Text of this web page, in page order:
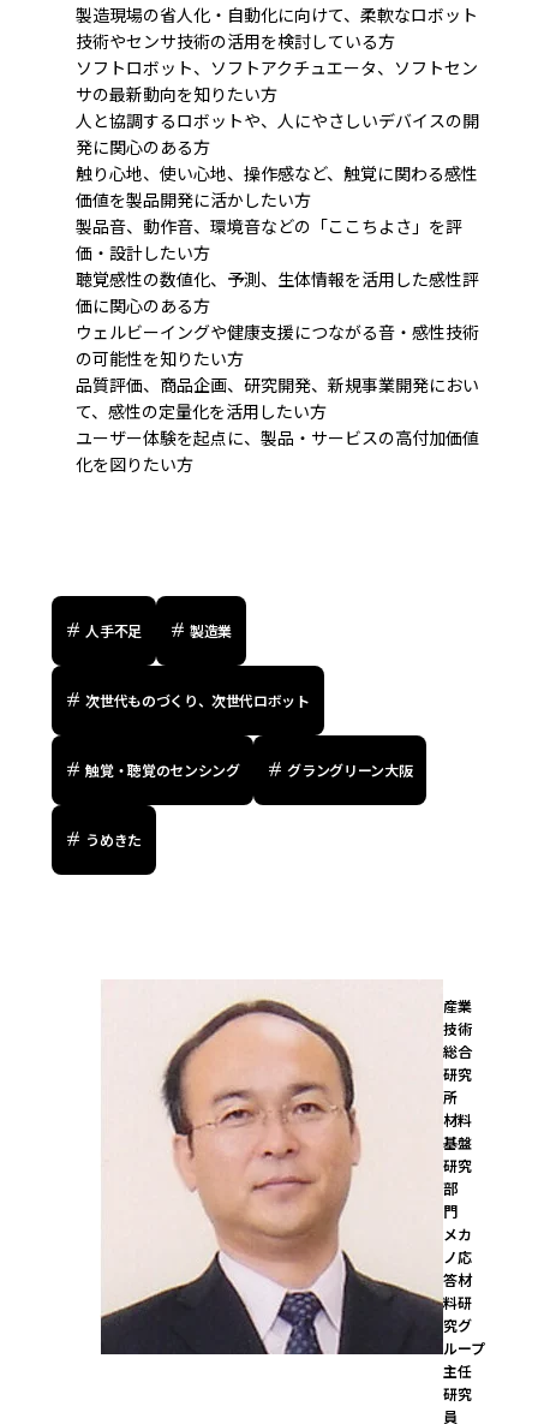
製造現場の省人化・自動化に向けて、柔軟なロボット
技術やセンサ技術の活用を検討している方
ソフトロボット、ソフトアクチュエータ、ソフトセン
サの最新動向を知りたい方
人と協調するロボットや、人にやさしいデバイスの開
発に関心のある方
触り心地、使い心地、操作感など、触覚に関わる感性
価値を製品開発に活かしたい方
製品音、動作音、環境音などの「ここちよさ」を評
価・設計したい方
聴覚感性の数値化、予測、生体情報を活用した感性評
価に関心のある方
ウェルビーイングや健康支援につながる音・感性技術
の可能性を知りたい方
品質評価、商品企画、研究開発、新規事業開発におい
て、感性の定量化を活用したい方
ユーザー体験を起点に、製品・サービスの高付加価値
化を図りたい方
人手不足 製造業
次世代ものづくり、次世代ロボット
触覚・聴覚のセンシング グラングリーン大阪
うめきた
産業
技術
総合
研究
所
材料
基盤
研究
部
門
メカ
ノ応
答材
料研
究グ
ループ
主任
研究
員